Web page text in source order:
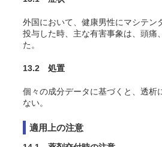
外国において、健康男性にマシテン
投与した時、主な有害事象は、頭痛
た。
13.2 処置
個々の成分データに基づくと、透析
ない。
適用上の注意